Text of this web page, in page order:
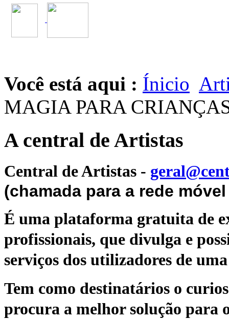
Você está aqui : Ínicio
MAGIA PARA
A central de Artistas
Central de Artistas -
(chamada para a rede
É uma plataforma gratuita de
profissionais, que divulga e
serviços dos utilizadores de
Tem como destinatários o
procura a melhor solução para